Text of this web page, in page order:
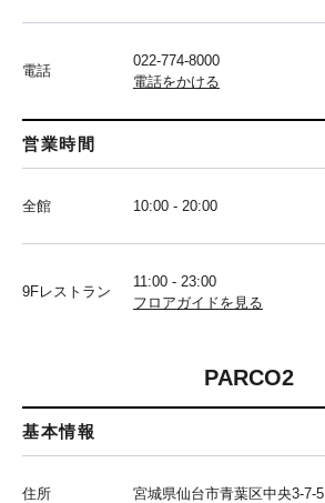
電話
022-774-8000
電話をかける
営業時間
全館 10:00 - 20:00
9Fレストラン
11:00 - 23:00
フロアガイドを見る
PARCO2
基本情報
住所 宮城県仙台市青葉区中央3-7-5